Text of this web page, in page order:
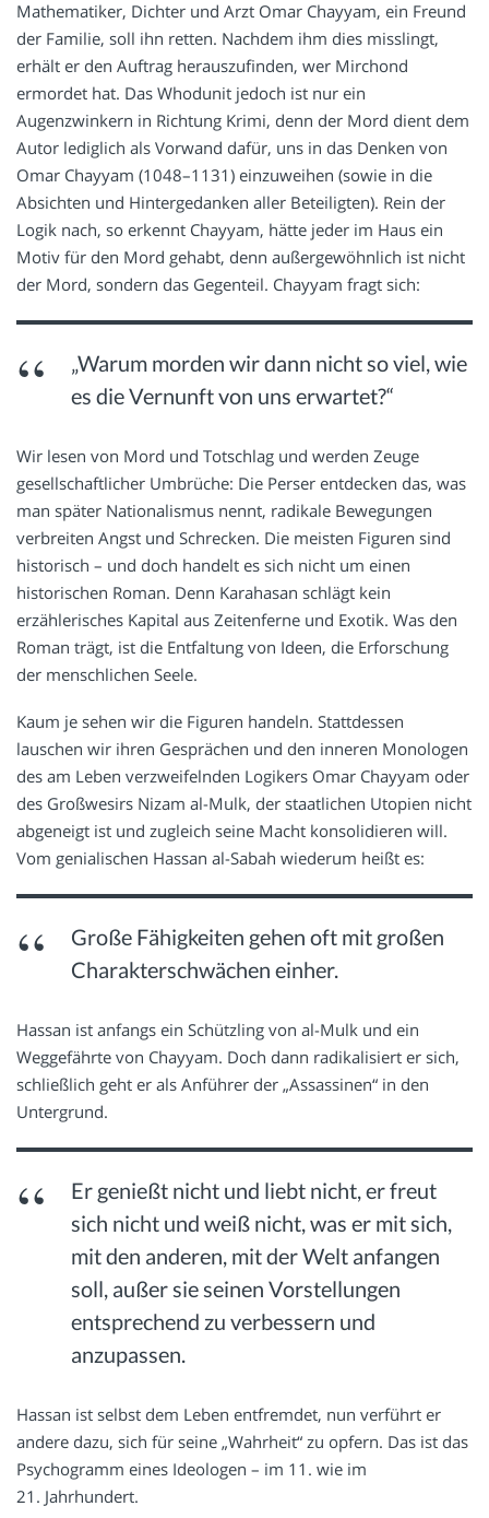
Mathematiker, Dichter und Arzt Omar Chayyam, ein Freund
der Familie, soll ihn retten. Nachdem ihm dies misslingt,
erhält er den Auftrag herauszufinden, wer Mirchond
ermordet hat. Das Whodunit jedoch ist nur ein
Augenzwinkern in Richtung Krimi, denn der Mord dient dem
Autor lediglich als Vorwand dafür, uns in das Denken von
Omar Chayyam (1048–1131) einzuweihen (sowie in die
Absichten und Hintergedanken aller Beteiligten). Rein der
Logik nach, so erkennt Chayyam, hätte jeder im Haus ein
Motiv für den Mord gehabt, denn außergewöhnlich ist nicht
der Mord, sondern das Gegenteil. Chayyam fragt sich:
„Warum morden wir dann nicht so viel, wie
es die Vernunft von uns erwartet?“
Wir lesen von Mord und Totschlag und werden Zeuge
gesellschaftlicher Umbrüche: Die Perser entdecken das, was
man später Nationalismus nennt, radikale Bewegungen
verbreiten Angst und Schrecken. Die meisten Figuren sind
historisch – und doch handelt es sich nicht um einen
historischen Roman. Denn Karahasan schlägt kein
erzählerisches Kapital aus Zeitenferne und Exotik. Was den
Roman trägt, ist die Entfaltung von Ideen, die Erforschung
der menschlichen Seele.
Kaum je sehen wir die Figuren handeln. Stattdessen
lauschen wir ihren Gesprächen und den inneren Monologen
des am Leben verzweifelnden Logikers Omar Chayyam oder
des Großwesirs Nizam al-Mulk, der staatlichen Utopien nicht
abgeneigt ist und zugleich seine Macht konsolidieren will.
Vom genialischen Hassan al-Sabah wiederum heißt es:
Große Fähigkeiten gehen oft mit großen
Charakterschwächen einher.
Hassan ist anfangs ein Schützling von al-Mulk und ein
Weggefährte von Chayyam. Doch dann radikalisiert er sich,
schließlich geht er als Anführer der „Assassinen“ in den
Untergrund.
Er genießt nicht und liebt nicht, er freut
sich nicht und weiß nicht, was er mit sich,
mit den anderen, mit der Welt anfangen
soll, außer sie seinen Vorstellungen
entsprechend zu verbessern und
anzupassen.
Hassan ist selbst dem Leben entfremdet, nun verführt er
andere dazu, sich für seine „Wahrheit“ zu opfern. Das ist das
Psychogramm eines Ideologen – im 11. wie im
21. Jahrhundert.